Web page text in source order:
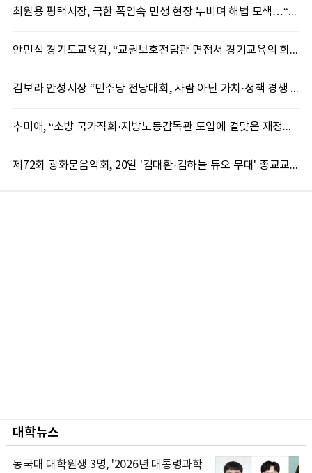
최원용 평택시장, 극한 폭염속 민생 현장 누비며 해법 모색…“현장에 답 있다”
안민석 경기도교육감, “교권보호전담관 면접서 경기교육의 희망 봤다”
김보라 안성시장 “민주당 전당대회, 사람 아닌 가치·정책 경쟁 돼야”
추미애, “소방 국가직화·지방노동감독관 도입에 걸맞은 재정체계 완성해야”
제72회 광화문음악회, 20일 '김대환·김하늘 듀오 무대' 종교교회서 무료 개최
대학뉴스
동국대 대학원생 3명, '2026년 대통령과학